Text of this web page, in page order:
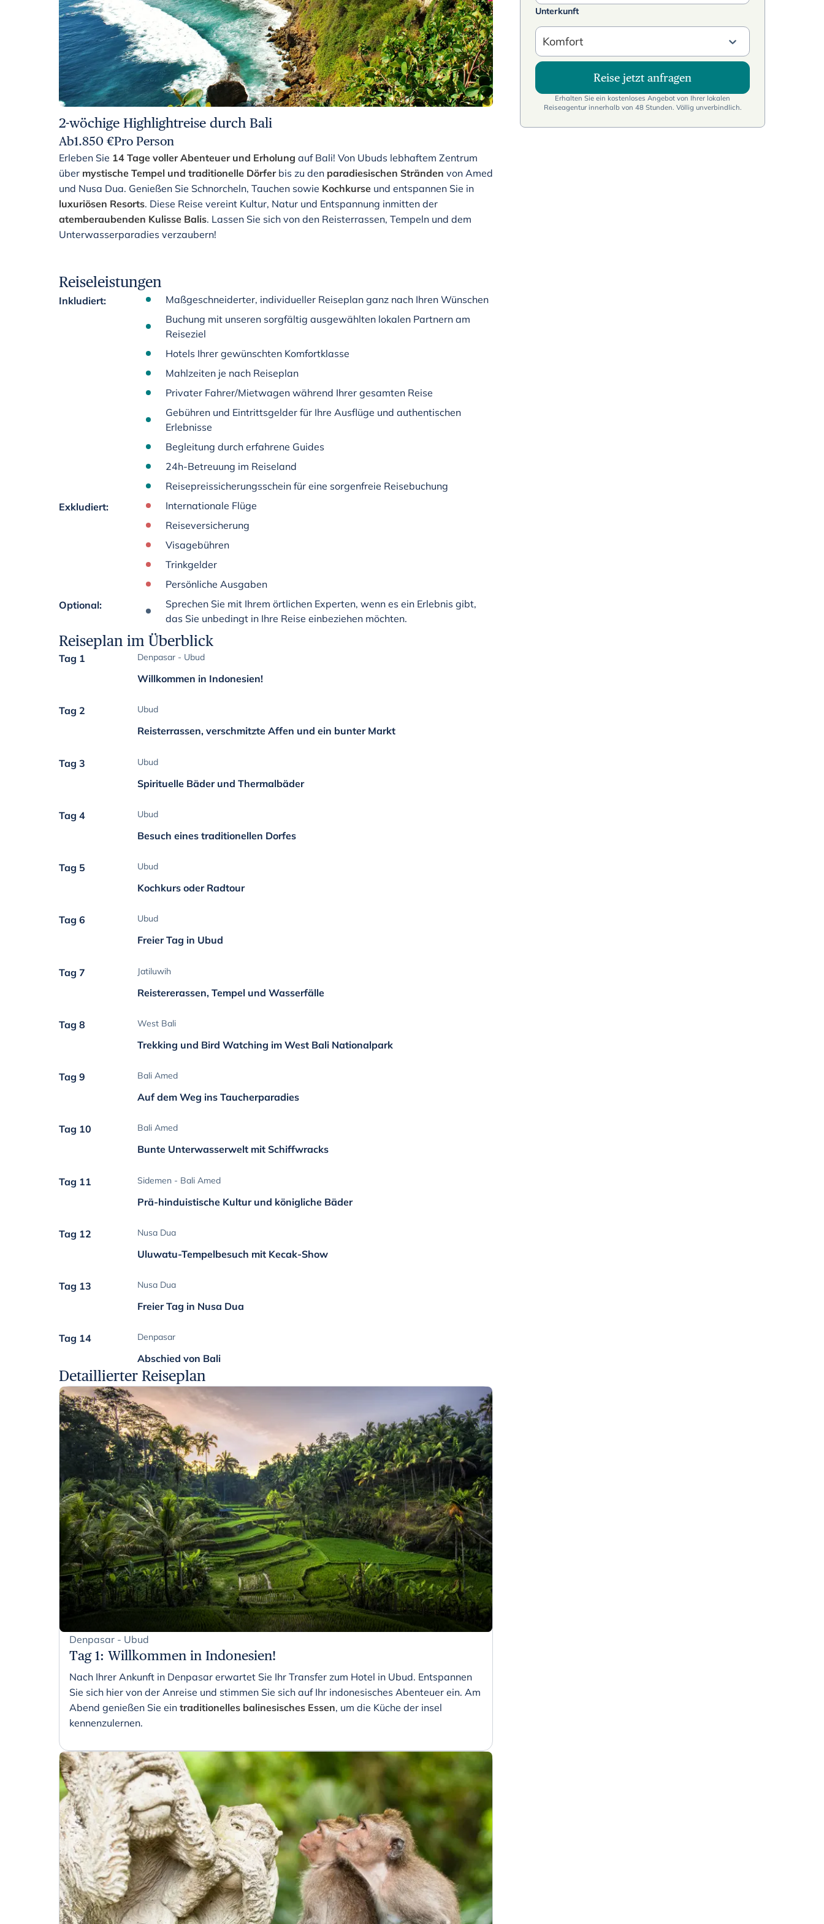
2-wöchige Highlightreise durch Bali
Ab1.850 €Pro Person
Erleben Sie 14 Tage voller Abenteuer und Erholung auf Bali! Von Ubuds lebhaftem Zentrum
über mystische Tempel und traditionelle Dörferbis zu den paradiesischen Stränden von Amed
und Nusa Dua. Genießen Sie Schnorcheln, Tauchen sowie Kochkurse und entspannen Sie in
luxuriösen Resorts. Diese Reise vereint Kultur, Natur und Entspannung inmitten der
atemberaubenden Kulisse Balis. Lassen Sie sich von den Reisterrassen, Tempeln und dem
Unterwasserparadies verzaubern!
Reiseleistungen
Inkludiert:
Maßgeschneiderter, individueller Reiseplan ganz nach Ihren Wünschen
Buchung mit unseren sorgfältig ausgewählten lokalen Partnern am
Reiseziel
Hotels Ihrer gewünschten Komfortklasse
Mahlzeiten je nach Reiseplan
Privater Fahrer/Mietwagen während Ihrer gesamten Reise
Gebühren und Eintrittsgelder für Ihre Ausflüge und authentischen
Erlebnisse
Begleitung durch erfahrene Guides
24h-Betreuung im Reiseland
Reisepreissicherungsschein für eine sorgenfreie Reisebuchung
Exkludiert:
Internationale Flüge
Reiseversicherung
Visagebühren
Trinkgelder
Persönliche Ausgaben
Optional:
Sprechen Sie mit Ihrem örtlichen Experten, wenn es ein Erlebnis gibt,
das Sie unbedingt in Ihre Reise einbeziehen möchten.
Reiseplan im Überblick
Tag 1 Denpasar - Ubud
Willkommen in Indonesien!
Tag 2 Ubud
Reisterrassen, verschmitzte Affen und ein bunter Markt
Tag 3 Ubud
Spirituelle Bäder und Thermalbäder
Tag 4 Ubud
Besuch eines traditionellen Dorfes
Tag 5 Ubud
Kochkurs oder Radtour
Tag 6 Ubud
Freier Tag in Ubud
Tag 7 Jatiluwih
Reistererassen, Tempel und Wasserfälle
Tag 8 West Bali
Trekking und Bird Watching im West Bali Nationalpark
Tag 9 Bali Amed
Auf dem Weg ins Taucherparadies
Tag 10 Bali Amed
Bunte Unterwasserwelt mit Schiffwracks
Tag 11 Sidemen - Bali Amed
Prä-hinduistische Kultur und königliche Bäder
Tag 12 Nusa Dua
Uluwatu-Tempelbesuch mit Kecak-Show
Tag 13 Nusa Dua
Freier Tag in Nusa Dua
Tag 14 Denpasar
Abschied von Bali
Detaillierter Reiseplan
Denpasar - Ubud
Tag 1: Willkommen in Indonesien!
Nach Ihrer Ankunft in Denpasar erwartet Sie Ihr Transfer zum Hotel in Ubud. Entspannen
Sie sich hier von der Anreise und stimmen Sie sich auf Ihr indonesisches Abenteuer ein. Am
Abend genießen Sie ein traditionelles balinesisches Essen, um die Küche der insel
kennenzulernen.
Unterkunft
Komfort
Reise jetzt anfragen
Erhalten Sie ein kostenloses Angebot von Ihrer lokalen
Reiseagentur innerhalb von 48 Stunden. Völlig unverbindlich.